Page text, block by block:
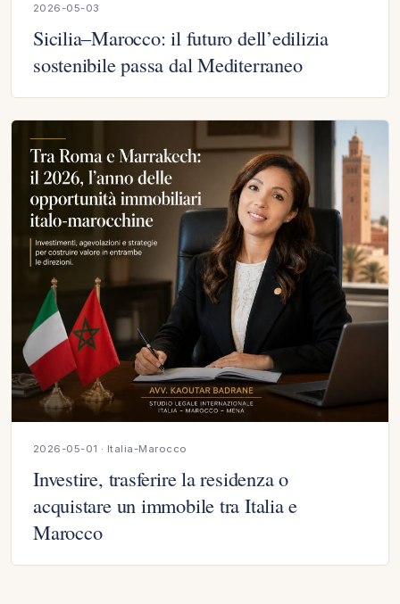
2026-05-03
Sicilia–Marocco: il futuro dell’edilizia
sostenibile passa dal Mediterraneo
2026-05-01 · Italia-Marocco
Investire, trasferire la residenza o
acquistare un immobile tra Italia e
Marocco